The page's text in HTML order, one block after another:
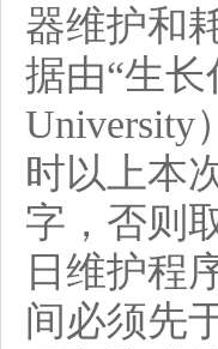
器维护和
据由“生长
University
时以上本
字，否则
日维护程
间必须先